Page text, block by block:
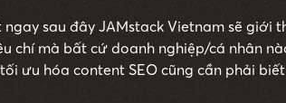
ngay sau đây JAMstack Vietnam sẽ giới
chí mà bất cứ doanh nghiệp/cá nhân
tối ưu hóa content SEO cũng cần phải